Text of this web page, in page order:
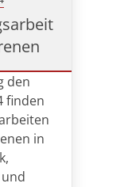
den
finden
in